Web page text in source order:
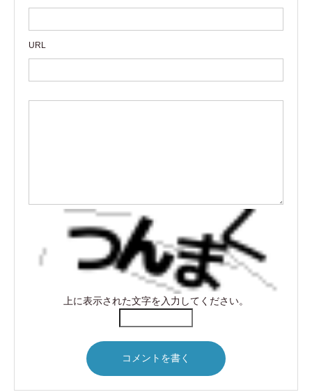
URL
上に表示された文字を入力してください。